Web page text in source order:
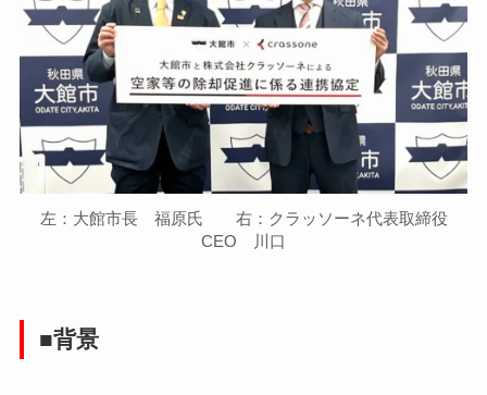
左：大館市長 福原氏 右：クラッソーネ代表取締役
CEO 川口
■背景